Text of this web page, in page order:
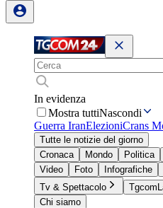
In evidenza
Mostra tuttiNascondi
Guerra IranElezioniCrans
Tutte le notizie del giorno
Cronaca
Mondo Politica
Video
Foto Infografiche
Tv & Spettacolo
Chi siamo